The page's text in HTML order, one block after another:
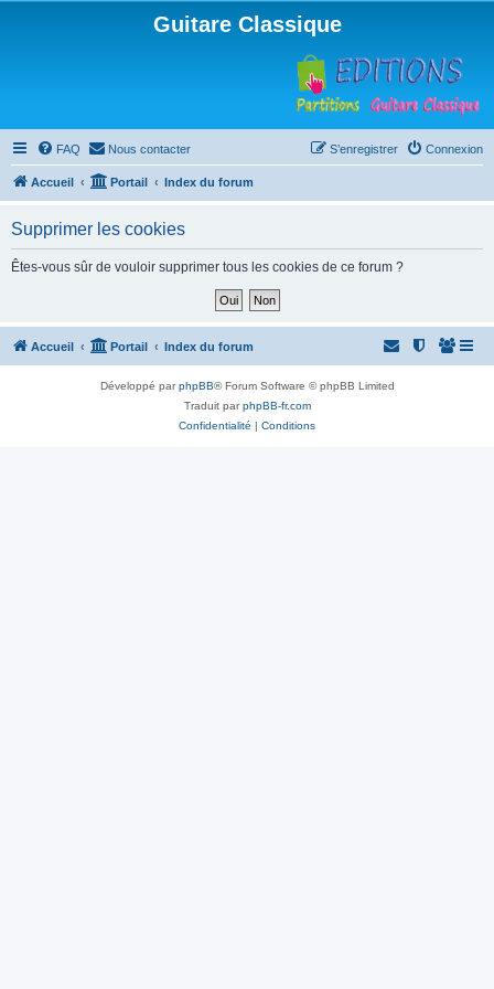
Guitare Classique
FAQ Nous contacter Connexion
S’enregistrer
Accueil Portail Index du forum
Supprimer les cookies
Êtes-vous sûr de vouloir supprimer tous les cookies de ce forum ?
Accueil Portail Index du forum
Développé parphpBB® Forum Software © phpBB Limited
Traduit parphpBB-fr.com
Confidentialité | Conditions